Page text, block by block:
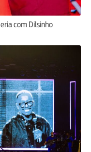
com Dilsinho